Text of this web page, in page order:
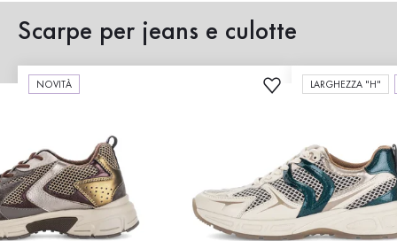
Scarpe per jeans e culotte
NOVITÀ LARGHEZZA "H"